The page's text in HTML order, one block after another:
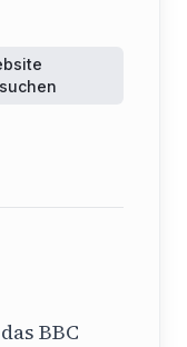
BBC